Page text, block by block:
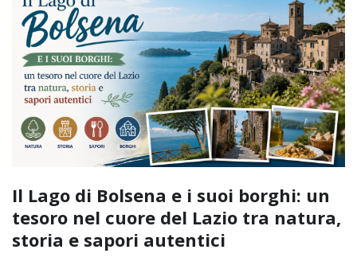
Il Lago di Bolsena e i suoi borghi: un
tesoro nel cuore del Lazio tra natura,
storia e sapori autentici